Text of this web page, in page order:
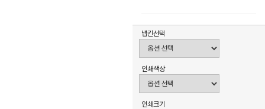
냅킨선택
인쇄색상
인쇄크기